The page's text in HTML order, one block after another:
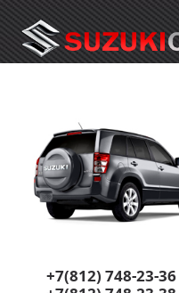
+7(812) 748-23-36